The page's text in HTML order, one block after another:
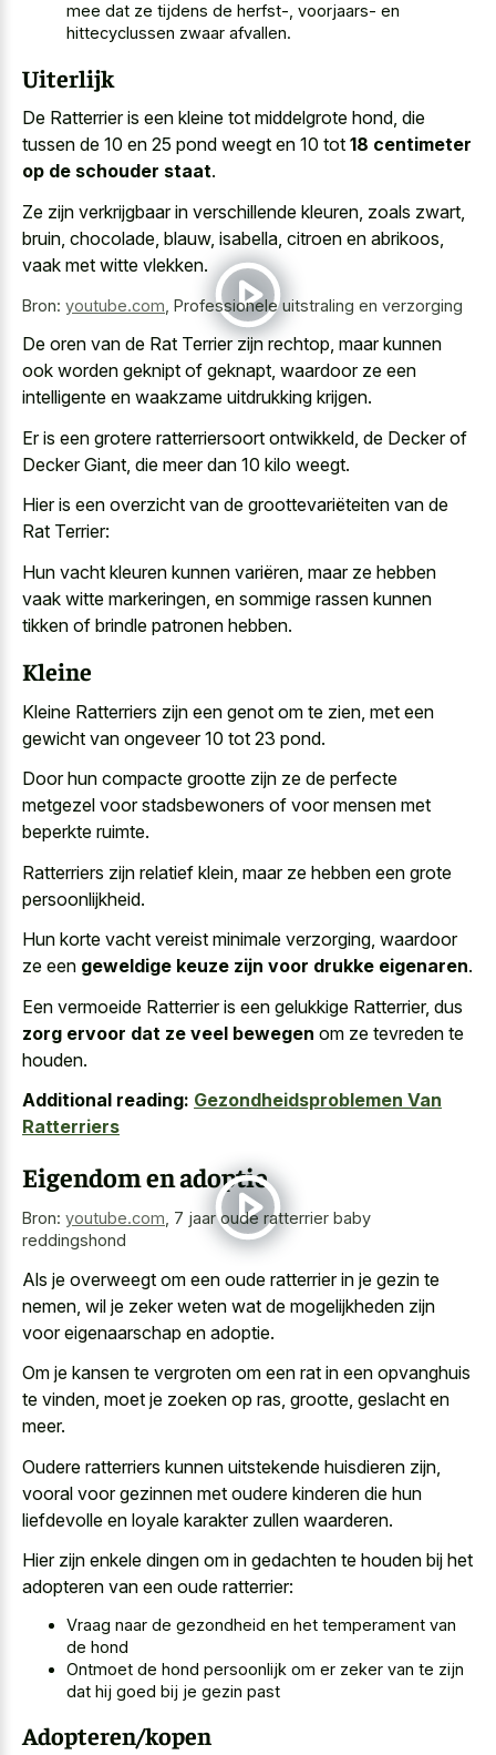
mee dat ze tijdens de herfst-, voorjaars- en
hittecyclussen zwaar afvallen.
Uiterlijk
De Ratterrier is een kleine tot middelgrote hond, die
tussen de 10 en 25 pond weegt en 10 tot 18 centimeter
op de schouder staat.
Ze zijn verkrijgbaar in verschillende kleuren, zoals zwart,
bruin, chocolade, blauw, isabella, citroen en abrikoos,
vaak met witte vlekken.
Bron: youtube.com Professionele uitstraling en verzorging
De oren van de Rat Terrier zijn rechtop, maar kunnen
ook worden geknipt of geknapt, waardoor ze een
intelligente en waakzame uitdrukking krijgen.
Er is een grotere ratterriersoort ontwikkeld, de Decker of
Decker Giant, die meer dan 10 kilo weegt.
Hier is een overzicht van de groottevariëteiten van de
Rat Terrier:
Hun vacht kleuren kunnen variëren, maar ze hebben
vaak witte markeringen, en sommige rassen kunnen
tikken of brindle patronen hebben.
Kleine
Kleine Ratterriers zijn een genot om te zien, met een
gewicht van ongeveer 10 tot 23 pond.
Door hun compacte grootte zijn ze de perfecte
metgezel voor stadsbewoners of voor mensen met
beperkte ruimte.
Ratterriers zijn relatief klein, maar ze hebben een grote
persoonlijkheid.
Hun korte vacht vereist minimale verzorging, waardoor
ze een geweldige keuze zijn voor drukke eigenaren.
Een vermoeide Ratterrier is een gelukkige Ratterrier, dus
zorg ervoor dat ze veel bewegen om ze tevreden te
houden.
Additional reading: Gezondheidsproblemen Van
Ratterriers
Eigendom en adoptie
Bron: youtube.com 7 jaar oude ratterrier baby
reddingshond
Als je overweegt om een oude ratterrier in je gezin te
nemen, wil je zeker weten wat de mogelijkheden zijn
voor eigenaarschap en adoptie.
Om je kansen te vergroten om een rat in een opvanghuis
te vinden, moet je zoeken op ras, grootte, geslacht en
meer.
Oudere ratterriers kunnen uitstekende huisdieren zijn,
vooral voor gezinnen met oudere kinderen die hun
liefdevolle en loyale karakter zullen waarderen.
Hier zijn enkele dingen om in gedachten te houden bij het
adopteren van een oude ratterrier:
Vraag naar de gezondheid en het temperament van
de hond
Ontmoet de hond persoonlijk om er zeker van te zijn
dat hij goed bij je gezin past
Adopteren/kopen